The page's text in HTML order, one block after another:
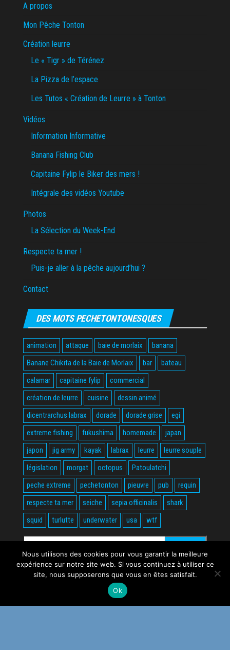
A propos
Mon Pêche Tonton
Création leurre
Le « Tigr » de Térénez
La Pizza de l’espace
Les Tutos « Création de Leurre » à Tonton
Vidéos
Information Informative
Banana Fishing Club
Capitaine Fylip le Biker des mers !
Intégrale des vidéos Youtube
Photos
La Sélection du Week-End
Respecte ta mer !
Puis-je aller à la pêche aujourd’hui ?
Contact
DES MOTS PECHETONTONESQUES
animation attaque baie de morlaix
banana
Banane Chikita de la Baie de Morlaix
bar
bateau
calamar
capitaine fylip
commercial
création de leurre
cuisine
dessin animé
dicentrarchus labrax
dorade dorade grise
egi
extreme fishing
fukushima homemade
japan
japon
jig army kayak labrax leurre
leurre souple
législation
morgat octopus
Patoulatchi
peche extreme
pechetonton pieuvre pub
requin
respecte ta mer
seiche sepia officinalis
shark
squid
turlutte underwater usa wtf
Rechercher :
WordPress
Nous utilisons des cookies pour vous garantir la meilleure
expérience sur notre site web. Si vous continuez à utiliser ce
site, nous supposerons que vous en êtes satisfait.
Ok